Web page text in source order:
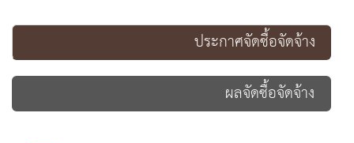
ประกาศจัดซื้อจัดจ้าง
ผลจัดซื้อจัดจ้าง